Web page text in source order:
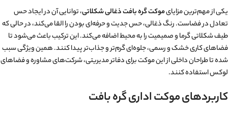
یکی از مهم‌ترین مزایایموکت گره بافت ذغالی شکلاتی، توانایی آن در ایجاد حس
تعادل در فضاست. رنگ ذغالی، حس جدیت و حرفه‌ای بودن را القا می‌کند، در حالی که
طیف شکلاتی گرما و صمیمیت را به محیط اضافه می‌کند. این ترکیب باعث می‌شود تا
فضاهای کاری خشک و رسمی، جلوه‌ای گرم‌تر و جذاب‌تر پیدا کنند. همین ویژگی سبب
شده تا طراحان داخلی از این موکت برای دفاتر مدیریتی، شرکت‌های مشاوره و فضاهای
لوکس استفاده کنند.
کاربردهای موکت اداری گره بافت